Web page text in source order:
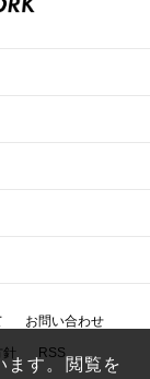
お問い合わせ
針 RSS
ます。閲覧を